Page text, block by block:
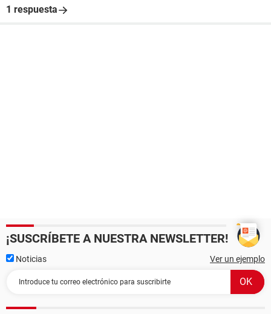
1 respuesta
¡SUSCRÍBETE A NUESTRA NEWSLETTER!
Noticias Ver un ejemplo